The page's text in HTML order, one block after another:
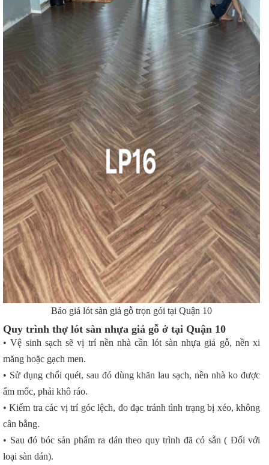
Báo giá lót sàn giả gỗ trọn gói tại Quận 10
Quy trình thợ lót sàn nhựa giả gỗ ở tại Quận 10
• Vệ sinh sạch sẽ vị trí nền nhà cần lót sàn nhựa giả gỗ, nền xi
măng hoặc gạch men.
• Sử dụng chổi quét, sau đó dùng khăn lau sạch, nền nhà ko được
ẩm mốc, phải khô ráo.
• Kiểm tra các vị trí góc lệch, đo đạc tránh tình trạng bị xéo, không
cân bằng.
• Sau đó bóc sản phẩm ra dán theo quy trình đã có sẵn ( Đối với
loại sàn dán).